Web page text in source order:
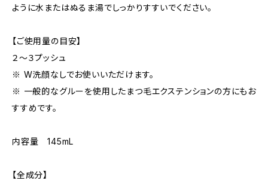
ように水またはぬるま湯でしっかりすすいでください。
【ご使用量の目安】
２～３プッシュ
※ W洗顔なしでお使いいただけます。
※ 一般的なグルーを使用したまつ毛エクステンションの方にもお
すすめです。
内容量 145mL
【全成分】